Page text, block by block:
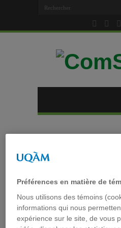
Tag archives :
Enjeux et défis
communautés
Préférences en matière de
Nous utilisons des témoins
informations qui nous
expérience sur le site, de vous